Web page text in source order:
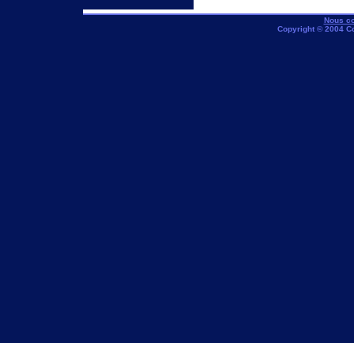
Nous
Copyright © 2004